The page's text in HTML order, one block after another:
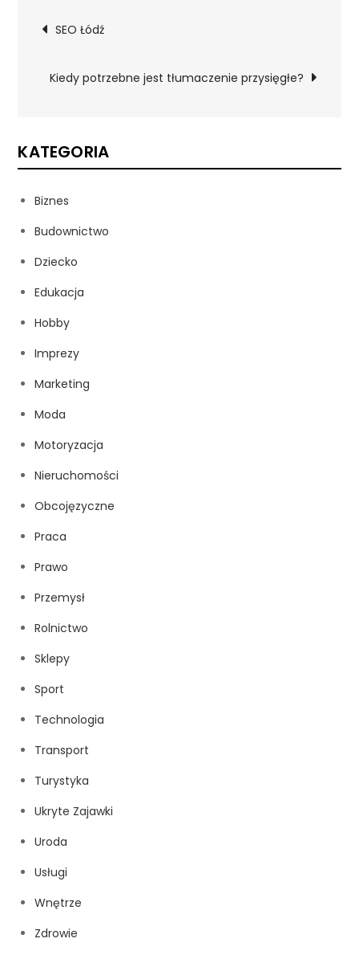
Nawigacja
wpisu
SEO Łódź
Kiedy potrzebne jest tłumaczenie przysięgłe?
KATEGORIA
Biznes
Budownictwo
Dziecko
Edukacja
Hobby
Imprezy
Marketing
Moda
Motoryzacja
Nieruchomości
Obcojęzyczne
Praca
Prawo
Przemysł
Rolnictwo
Sklepy
Sport
Technologia
Transport
Turystyka
Ukryte Zajawki
Uroda
Usługi
Wnętrze
Zdrowie